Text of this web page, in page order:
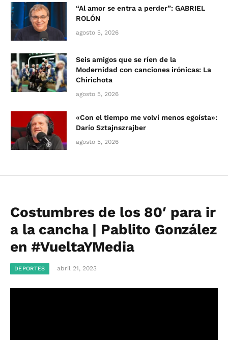
“Al amor se entra a perder”: GABRIEL
ROLÓN
agosto 5, 2026
Seis amigos que se ríen de la
Modernidad con canciones irónicas: La
Chirichota
agosto 5, 2026
«Con el tiempo me volví menos egoísta»:
Darío Sztajnszrajber
agosto 5, 2026
Costumbres de los 80′ para ir
a la cancha | Pablito González
en #VueltaYMedia
DEPORTES abril 21, 2023